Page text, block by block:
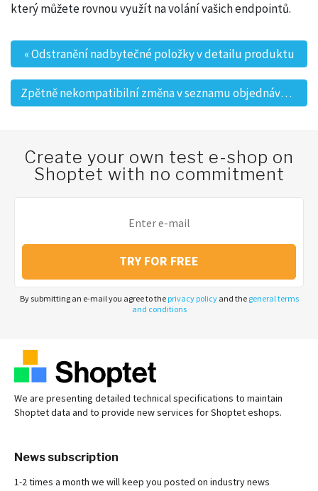
který můžete rovnou využít na volání vašich endpointů.
Post navigation
«Odstranění nadbytečné položky v detailu produktu
Zpětně nekompatibilní změna v seznamu objednávek od 18. 6. 2019
Create your own test e-shop on
Shoptet with no commitment
TRY FOR FREE
By submitting an e-mail you agree to the privacy policyand the general terms
and conditions
We are presenting detailed technical specifications to maintain
Shoptet data and to provide new services for Shoptet eshops.
News subscription
1-2 times a month we will keep you posted on industry news